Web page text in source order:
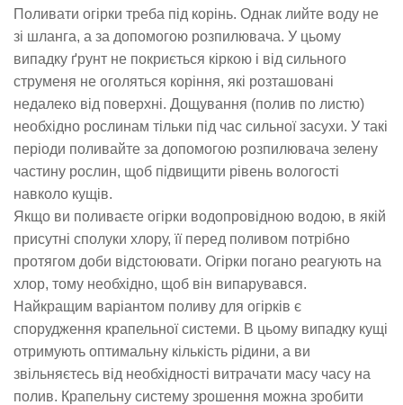
Поливати огірки треба під корінь. Однак лийте воду не
зі шланга, а за допомогою розпилювача. У цьому
випадку ґрунт не покриється кіркою і від сильного
струменя не оголяться коріння, які розташовані
недалеко від поверхні. Дощування (полив по листю)
необхідно рослинам тільки під час сильної засухи. У такі
періоди поливайте за допомогою розпилювача зелену
частину рослин, щоб підвищити рівень вологості
навколо кущів.
Якщо ви поливаєте огірки водопровідною водою, в якій
присутні сполуки хлору, її перед поливом потрібно
протягом доби відстоювати. Огірки погано реагують на
хлор, тому необхідно, щоб він випарувався.
Найкращим варіантом поливу для огірків є
спорудження крапельної системи. В цьому випадку кущі
отримують оптимальну кількість рідини, а ви
звільняєтесь від необхідності витрачати масу часу на
полив. Крапельну систему зрошення можна зробити